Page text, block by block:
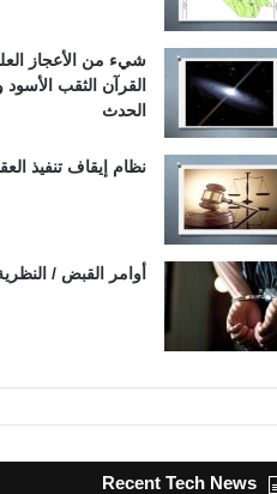
شيء من الأعجاز
القرآن الثقب
الحدث
نظام إيقاف تنفيذ
أوامر القبض /
Recent Tech News